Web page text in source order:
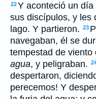
22Y aconteció un día
sus discípulos, y les
lago. Y partieron. 23
navegaban, él se
tempestad de viento
agua, y peligraban.
despertaron,
perecemos! Y